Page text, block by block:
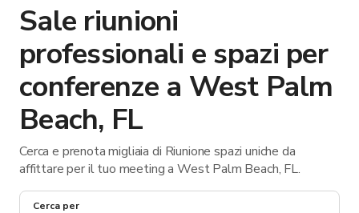
Sale riunioni
professionali e spazi per
conferenze a West Palm
Beach, FL
Cerca e prenota migliaia di Riunione spazi uniche da
affittare per il tuo meeting a West Palm Beach, FL.
Cerca per